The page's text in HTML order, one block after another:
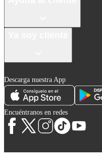
Descarga nuestra App
Encuéntranos en redes